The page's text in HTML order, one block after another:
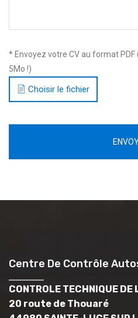
* Envoyez votre CV au format
5Mo !)
Choisir le fichier
Centre De Contrôle
CONTROLE TECHNIQUE DE
20 route de Thouaré